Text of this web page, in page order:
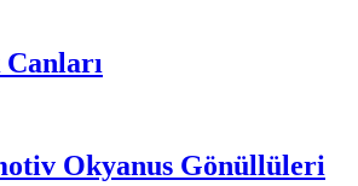
Okyanus Gönüllüleri